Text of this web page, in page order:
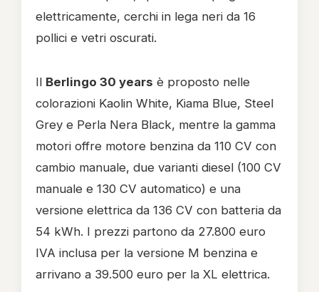
elettricamente, cerchi in lega neri da 16
pollici e vetri oscurati.
Il Berlingo 30 years è proposto nelle
colorazioni Kaolin White, Kiama Blue, Steel
Grey e Perla Nera Black, mentre la gamma
motori offre motore benzina da 110 CV con
cambio manuale, due varianti diesel (100 CV
manuale e 130 CV automatico) e una
versione elettrica da 136 CV con batteria da
54 kWh. I prezzi partono da 27.800 euro
IVA inclusa per la versione M benzina e
arrivano a 39.500 euro per la XL elettrica.